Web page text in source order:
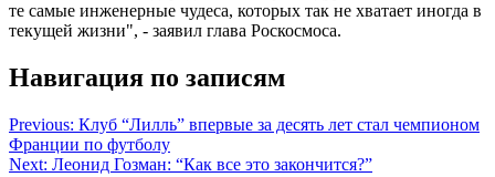
те самые инженерные чудеса, которых так не хватает иногда в
текущей жизни", - заявил глава Роскосмоса.
Навигация по записям
Previous: Клуб “Лилль” впервые за десять лет стал чемпионом
Франции по футболу
Next: Леонид Гозман: “Как все это закончится?”